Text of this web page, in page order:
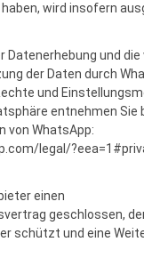
wird insofern
Datenerhebung und
der Daten durch
und
entnehmen Sie
von WhatsApp:
/legal /
einen
geschlossen,
schützt und eine